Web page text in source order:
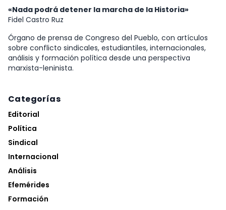
«Nada podrá detener la marcha de la Historia»
Fidel Castro Ruz
Órgano de prensa de Congreso del Pueblo, con artículos
sobre conflicto sindicales, estudiantiles, internacionales,
análisis y formación política desde una perspectiva
marxista-leninista.
Categorías
Editorial
Política
Sindical
Internacional
Análisis
Efemérides
Formación